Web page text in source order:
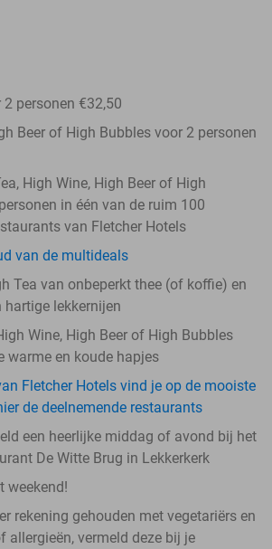
personen €32,50
Beer of High Bubbles voor 2 personen
High Wine, High Beer of High
in één van de ruim 100
van Fletcher Hotels
van de multideals
Tea van onbeperkt thee (of koffie) en
hartige lekkernijen
Wine, High Beer of High Bubbles
warme en koude hapjes
Fletcher Hotels vind je op de mooiste
de deelnemende restaurants
een heerlijke middag of avond bij het
De Witte Brug in Lekkerkerk
weekend!
rekening gehouden met vegetariërs en
allergieën, vermeld deze bij je